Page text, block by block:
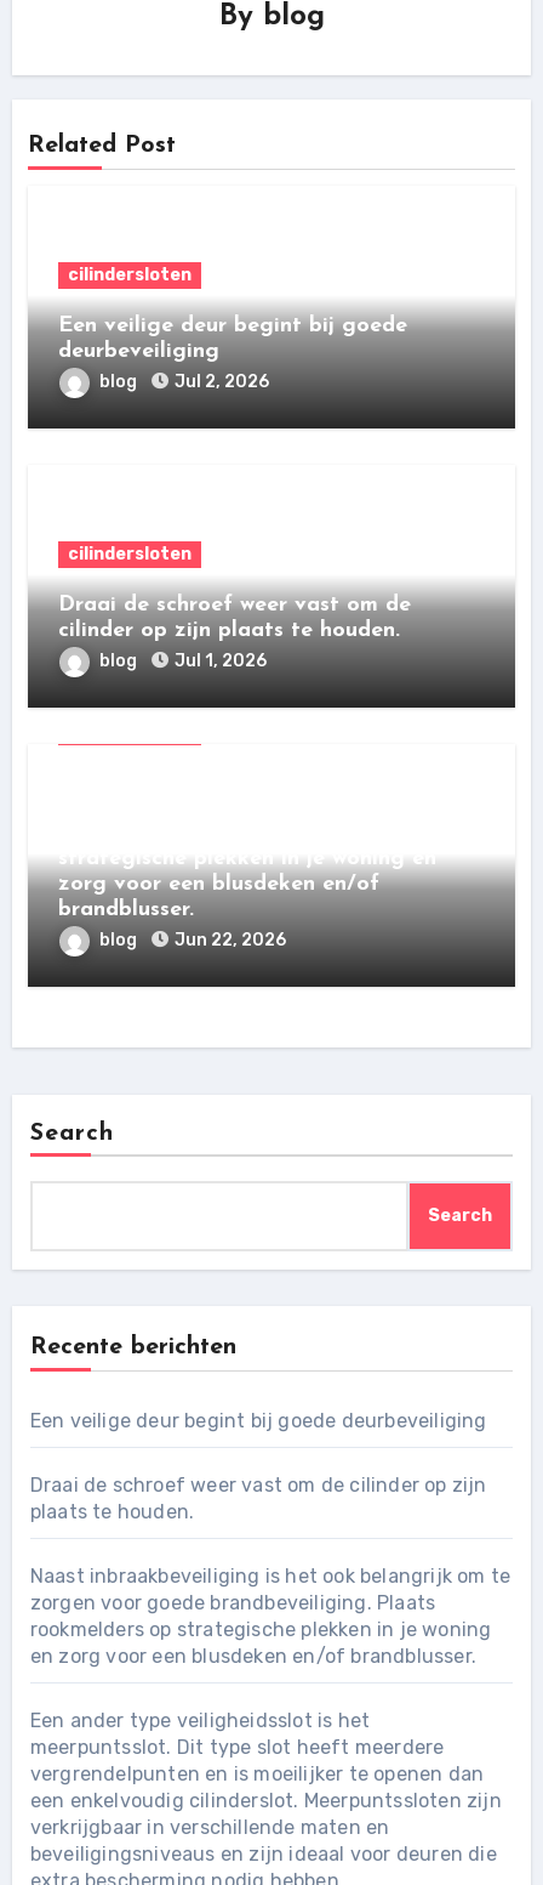
By blog
Related Post
cilindersloten
Een veilige deur begint bij goede
deurbeveiliging
blog Jul 2, 2026
cilindersloten
Draai de schroef weer vast om de
cilinder op zijn plaats te houden.
blog Jul 1, 2026
strategische plekken in je woning en
zorg voor een blusdeken en/of
brandblusser.
blog Jun 22, 2026
Search
Search
Recente berichten
Een veilige deur begint bij goede deurbeveiliging
Draai de schroef weer vast om de cilinder op zijn
plaats te houden.
Naast inbraakbeveiliging is het ook belangrijk om te
zorgen voor goede brandbeveiliging. Plaats
rookmelders op strategische plekken in je woning
en zorg voor een blusdeken en/of brandblusser.
Een ander type veiligheidsslot is het
meerpuntsslot. Dit type slot heeft meerdere
vergrendelpunten en is moeilijker te openen dan
een enkelvoudig cilinderslot. Meerpuntssloten zijn
verkrijgbaar in verschillende maten en
beveiligingsniveaus en zijn ideaal voor deuren die